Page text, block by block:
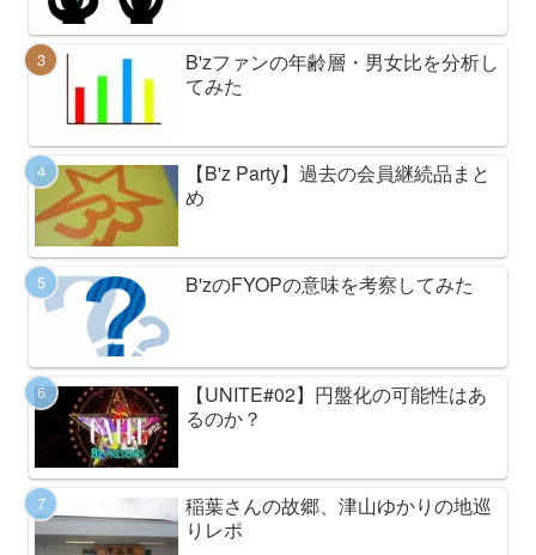
B'zファンの年齢層・男女比を分析し
てみた
【B'z Party】過去の会員継続品まと
め
B'zのFYOPの意味を考察してみた
【UNITE#02】円盤化の可能性はあ
るのか？
稲葉さんの故郷、津山ゆかりの地巡
りレポ